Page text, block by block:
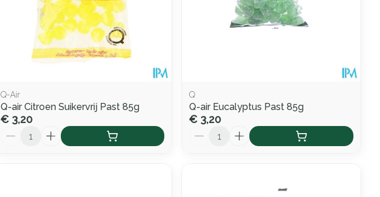
Q-Air
Q-air Citroen Suikervrij Past 85g
€ 3,20
Q
Q-air Eucalyptus Past 85g
€ 3,20